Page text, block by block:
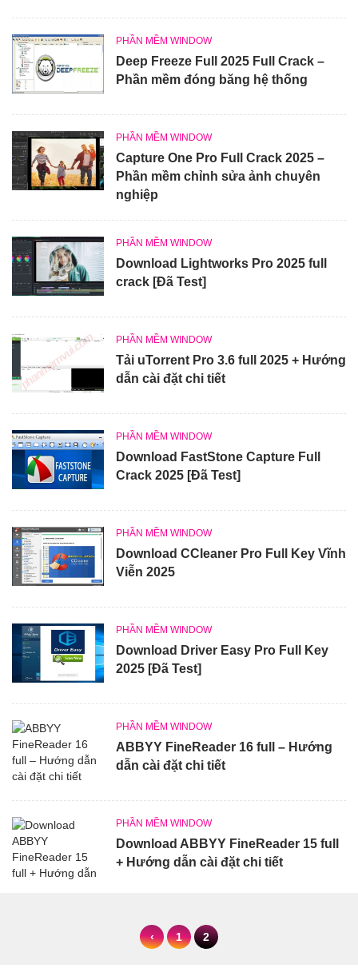
PHẦN MỀM WINDOW
Deep Freeze Full 2025 Full Crack –
Phần mềm đóng băng hệ thống
PHẦN MỀM WINDOW
Capture One Pro Full Crack 2025 –
Phần mềm chỉnh sửa ảnh chuyên
nghiệp
PHẦN MỀM WINDOW
Download Lightworks Pro 2025 full
crack [Đã Test]
PHẦN MỀM WINDOW
Tải uTorrent Pro 3.6 full 2025 + Hướng
dẫn cài đặt chi tiết
PHẦN MỀM WINDOW
Download FastStone Capture Full
Crack 2025 [Đã Test]
PHẦN MỀM WINDOW
Download CCleaner Pro Full Key Vĩnh
Viễn 2025
PHẦN MỀM WINDOW
Download Driver Easy Pro Full Key
2025 [Đã Test]
PHẦN MỀM WINDOW
ABBYY FineReader 16 full – Hướng
dẫn cài đặt chi tiết
PHẦN MỀM WINDOW
Download ABBYY FineReader 15 full
+ Hướng dẫn cài đặt chi tiết
‹ 1 2